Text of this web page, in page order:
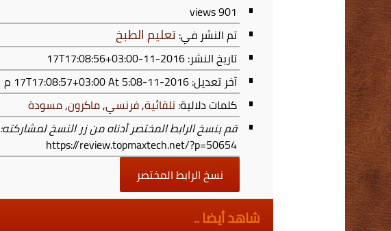
901
views
تم النشر في:تعليم الطبخ
تاريخ النشر: 2016-11-17T17:08:56+03:00
آخر تعديل:2016-11-17T17:08:57+03:00
At 5:08 م
كلمات دلالية:تلقائية,فرنسي,ماكرون,مسودة
قم بنسخ الرابط المختصر أدناه من زر النسخ لمشاركته:
https://review.topmaxtech.net/?p=50654
نسخ الرابط المختصر
شاهد أيضا ..